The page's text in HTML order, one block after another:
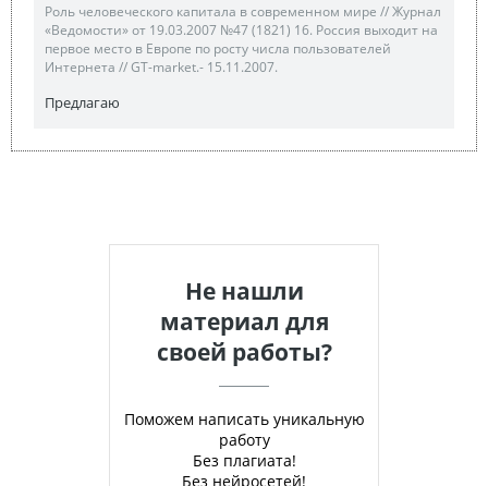
Роль человеческого капитала в современном мире // Журнал
«Ведомости» от 19.03.2007 №47 (1821) 16. Россия выходит на
первое место в Европе по росту числа пользователей
Интернета // GT-market.- 15.11.2007.
Предлагаю
Не нашли
материал для
своей работы?
Поможем написать уникальную
работу
Без плагиата!
Без нейросетей!